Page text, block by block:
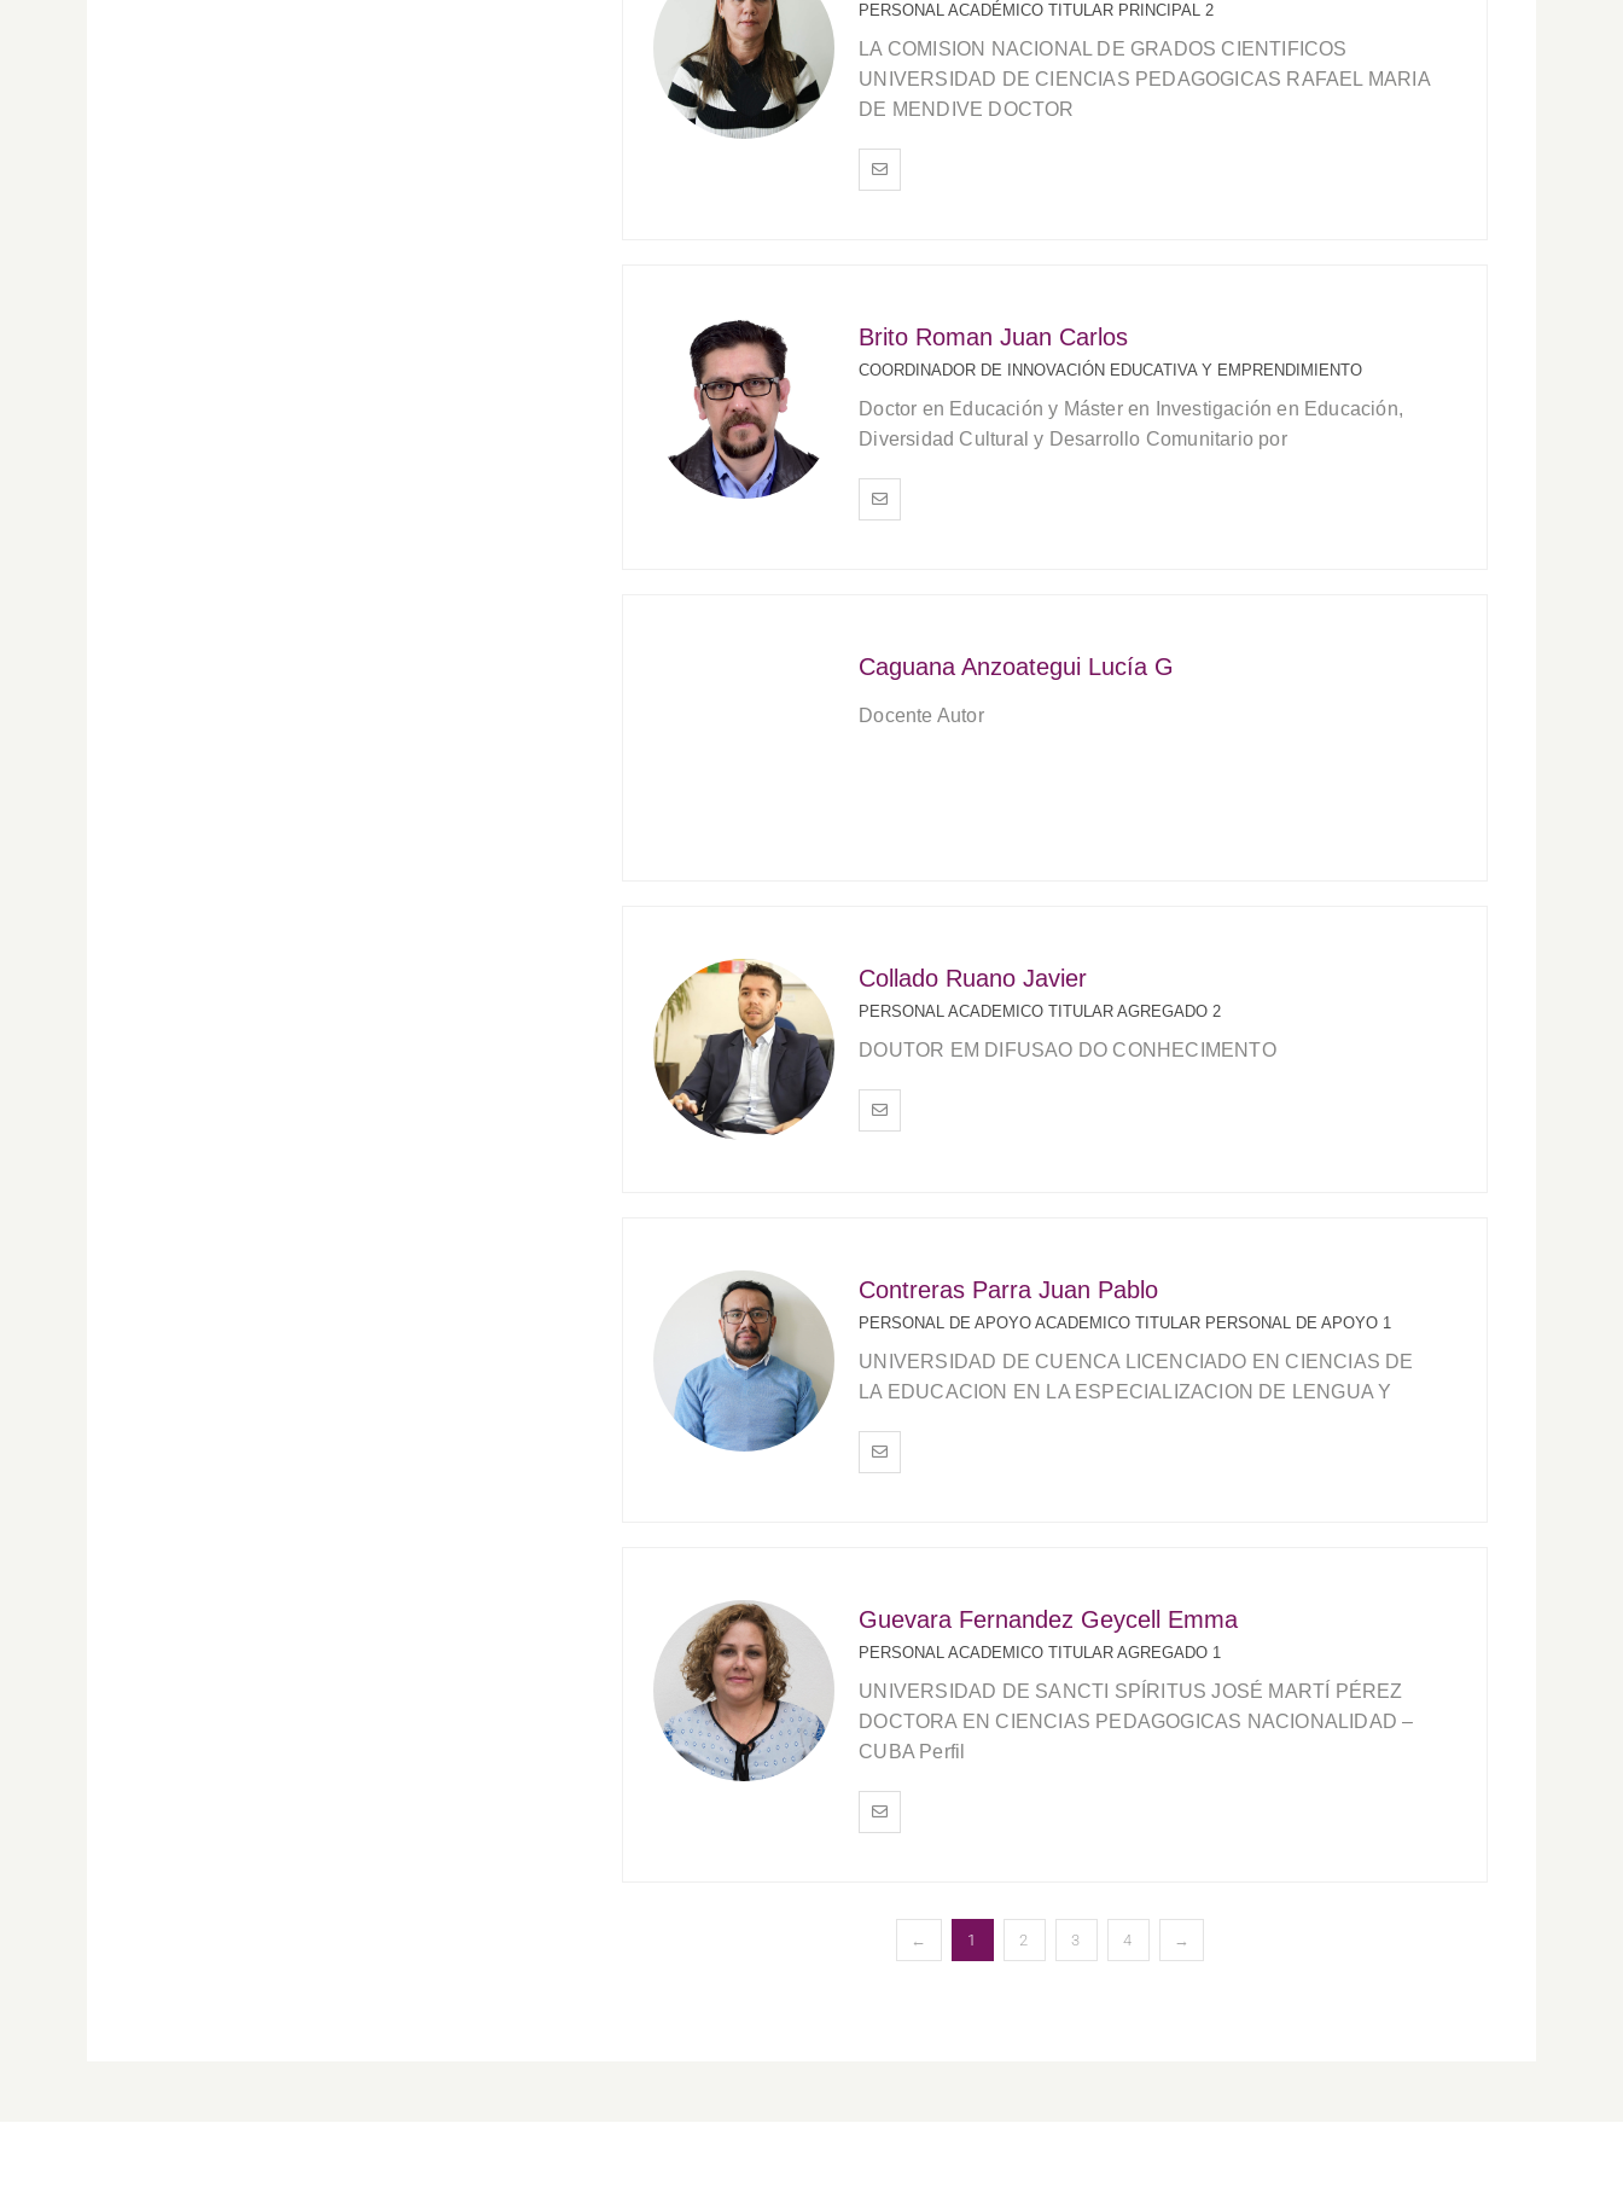
PERSONAL ACADÉMICO TITULAR PRINCIPAL 2
LA COMISION NACIONAL DE GRADOS CIENTIFICOS
UNIVERSIDAD DE CIENCIAS PEDAGOGICAS RAFAEL MARIA
DE MENDIVE DOCTOR
Brito Roman Juan Carlos
COORDINADOR DE INNOVACIÓN EDUCATIVA Y EMPRENDIMIENTO
Doctor en Educación y Máster en Investigación en Educación,
Diversidad Cultural y Desarrollo Comunitario por
Caguana Anzoategui Lucía G
Docente Autor
Collado Ruano Javier
PERSONAL ACADEMICO TITULAR AGREGADO 2
DOUTOR EM DIFUSAO DO CONHECIMENTO
Contreras Parra Juan Pablo
PERSONAL DE APOYO ACADEMICO TITULAR PERSONAL DE APOYO 1
UNIVERSIDAD DE CUENCA LICENCIADO EN CIENCIAS DE
LA EDUCACION EN LA ESPECIALIZACION DE LENGUA Y
Guevara Fernandez Geycell Emma
PERSONAL ACADEMICO TITULAR AGREGADO 1
UNIVERSIDAD DE SANCTI SPÍRITUS JOSÉ MARTÍ PÉREZ
DOCTORA EN CIENCIAS PEDAGOGICAS NACIONALIDAD –
CUBA Perfil
← 1 2 3 4 →